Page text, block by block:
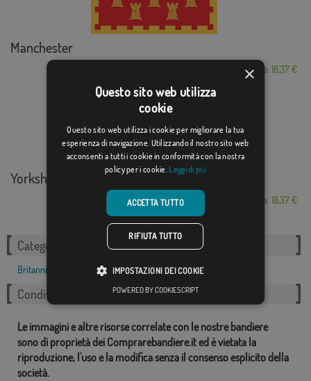
Manchester
Da: 18,37 €
Yorkshire
Da: 18,37 €
Categorie correlate:
Britannica
Condividi questo flag
Le immagini e altre risorse correlate con le nostre bandiere
sono di proprietà dei Comprarebandiere.it ed è vietata la
riproduzione, l'uso e la modifica senza il consenso esplicito della
società.
×
Questo sito web utilizza
cookie
Questo sito web utilizza i cookie per migliorare la tua
esperienza di navigazione. Utilizzando il nostro sito web
acconsenti a tutti i cookie in conformità con la nostra
policy per i cookie. Leggi di più
ACCETTA TUTTO
RIFIUTA TUTTO
IMPOSTAZIONI DEI COOKIE
POWERED BY COOKIESCRIPT